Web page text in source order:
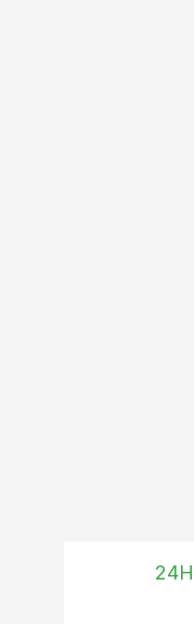
24H